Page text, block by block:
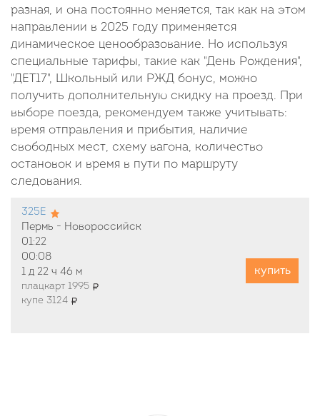
разная, и она постоянно меняется, так как на этом
направлении в 2025 году применяется
динамическое ценообразование. Но используя
специальные тарифы, такие как "День Рождения",
"ДЕТ17", Школьный или РЖД бонус, можно
получить дополнительную скидку на проезд. При
выборе поезда, рекомендуем также учитывать:
время отправления и прибытия, наличие
свободных мест, схему вагона, количество
остановок и время в пути по маршруту
следования.
325Е
Пермь - Новороссийск
01:22
00:08
1 д 22 ч 46 м
плацкарт 1995
купе 3124
купить